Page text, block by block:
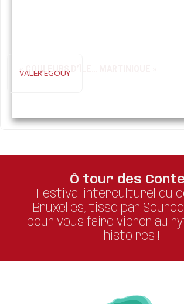
« COULEURS D’ÎLE… MARTINIQUE »
VALER'EGOUY
Ô tour des
Festival interculturel du
Bruxelles, tissé par
pour vous faire vibrer au
histoires !